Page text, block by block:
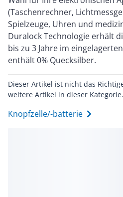
(Taschenrechner,
Spielzeuge, Uhren und
Duralock Technologie erhält
bis zu 3 Jahre im
enthält 0% Quecksilber.
Dieser Artikel ist nicht das
weitere Artikel in dieser Kategorie.
Knopfzelle/-batterie